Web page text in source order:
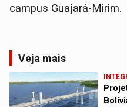
campus Guajará-Mirim.
Veja mais